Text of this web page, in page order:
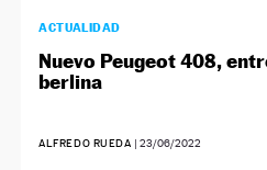
ACTUALIDAD
Nuevo Peugeot 408,
berlina
ALFREDO RUEDA |23/06/2022